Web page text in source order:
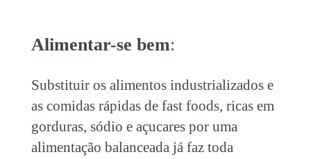
Alimentar-se bem:
Substituir os alimentos industrializados e
as comidas rápidas de fast foods, ricas em
gorduras, sódio e açucares por uma
alimentação balanceada já faz toda